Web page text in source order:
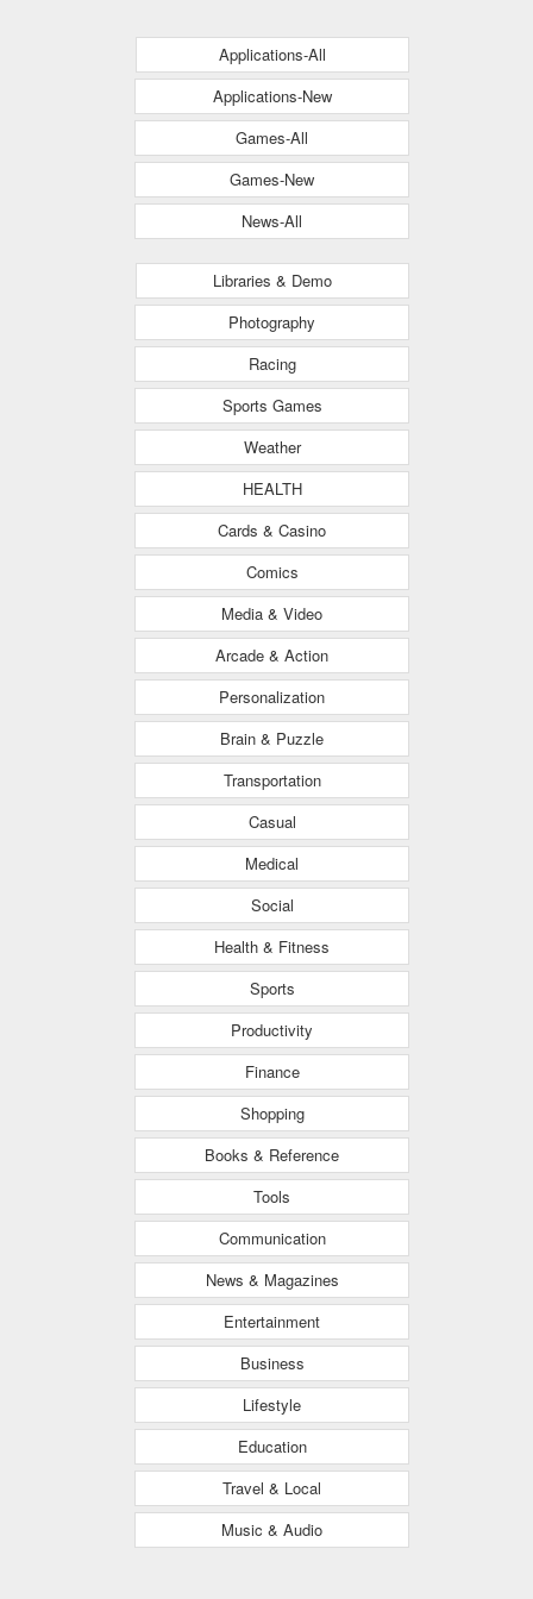
Applications-All
Applications-New
Games-All
Games-New
News-All
Libraries & Demo
Photography
Racing
Sports Games
Weather
HEALTH
Cards & Casino
Comics
Media & Video
Arcade & Action
Personalization
Brain & Puzzle
Transportation
Casual
Medical
Social
Health & Fitness
Sports
Productivity
Finance
Shopping
Books & Reference
Tools
Communication
News & Magazines
Entertainment
Business
Lifestyle
Education
Travel & Local
Music & Audio